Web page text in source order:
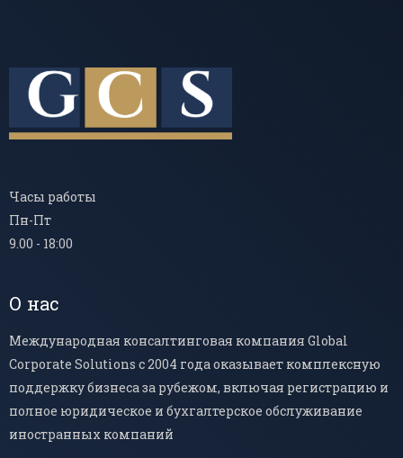
Часы работы
Пн-Пт
9.00 - 18:00
О нас
Международная консалтинговая компания Global
Corporate Solutions с 2004 года оказывает комплексную
поддержку бизнеса за рубежом, включая регистрацию и
полное юридическое и бухгалтерское обслуживание
иностранных компаний